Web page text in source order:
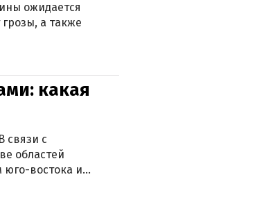
ожидается
а также
какая
связи с
областей
юго-востока и